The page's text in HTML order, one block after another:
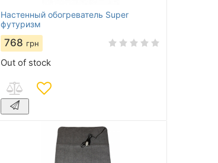
Настенный обогреватель Super
футуризм
768 грн
Out of stock